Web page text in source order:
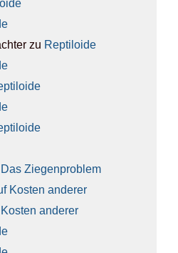
zu Rep­ti­lo­ide
Das Zie­gen­pro­blem
Kos­ten ande­rer
ande­rer